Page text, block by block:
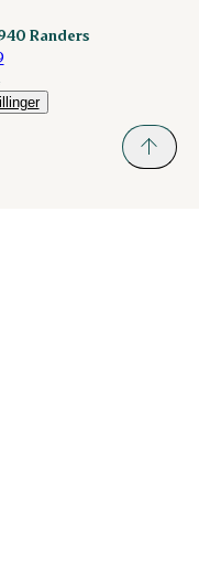
Randers